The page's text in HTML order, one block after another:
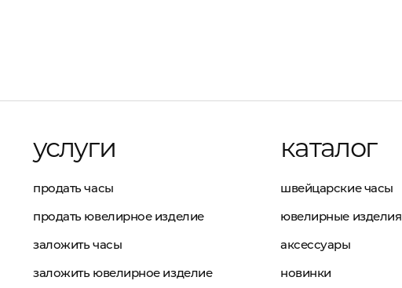
услуги
продать часы
продать ювелирное изделие
заложить часы
заложить ювелирное изделие
каталог
швейцарские часы
ювелирные изделия
аксессуары
новинки